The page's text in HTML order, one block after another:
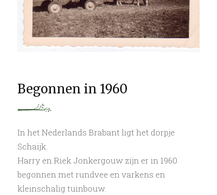
Begonnen in 1960
In het Nederlands Brabant ligt het dorpje
Schaijk.
Harry en Riek Jonkergouw zijn er in 1960
begonnen met rundvee en varkens en
kleinschalig tuinbouw.